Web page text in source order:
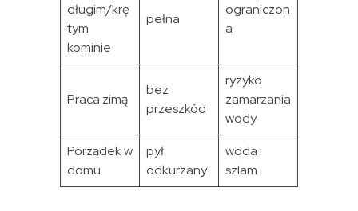
długim/krę
tym
kominie
pełna
ograniczon
a
Praca zimą
bez
przeszkód
ryzyko
zamarzania
wody
Porządek w
domu
pył
odkurzany
woda i
szlam